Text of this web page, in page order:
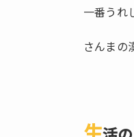
一番うれ
さんまの